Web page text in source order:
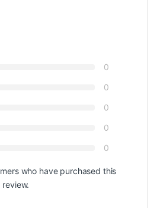
0
0
0
0
0
who have purchased this